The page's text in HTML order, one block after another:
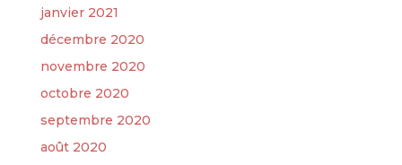
janvier 2021
décembre 2020
novembre 2020
octobre 2020
septembre 2020
août 2020